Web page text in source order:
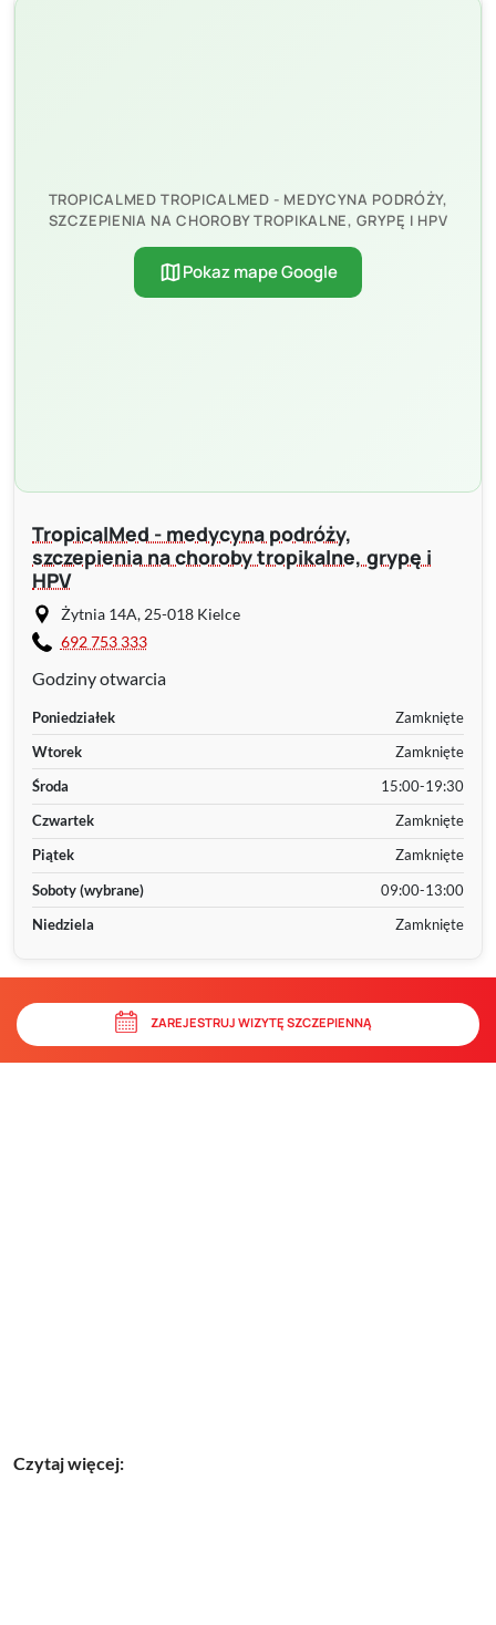
TROPICALMED TROPICALMED - MEDYCYNA PODRÓŻY,
SZCZEPIENIA NA CHOROBY TROPIKALNE, GRYPĘ I HPV
mapPokaz mape Google
TropicalMed - medycyna podróży,
szczepienia na choroby tropikalne, grypę i
HPV
Żytnia 14A, 25-018 Kielce
692 753 333
Godziny otwarcia
Poniedziałek
Zamknięte
Wtorek
Zamknięte
Środa
15:00-19:30
Czwartek
Zamknięte
Piątek
Zamknięte
Soboty (wybrane)
09:00-13:00
Niedziela
Zamknięte
ZAREJESTRUJ WIZYTĘ SZCZEPIENNĄ
Czytaj więcej: